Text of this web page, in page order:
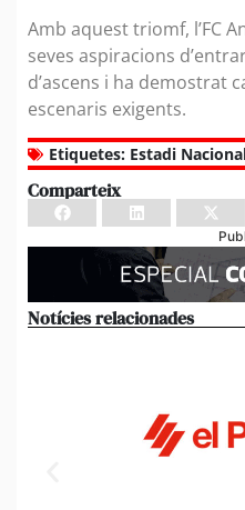
Amb aquest triomf, l’FC
seves aspiracions
d’ascens i ha demostrat
escenaris exigents.
Etiquetes: Estadi
Comparteix
Notícies relacionades